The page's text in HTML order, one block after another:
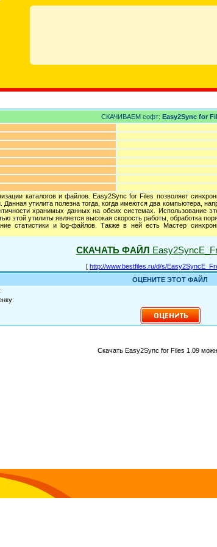
СКАЧИВАЕМ софт: Easy2Sync for
каталогов и файлов. Easy2Sync for Files позволяет
утилита полезна тогда, когда имеются два компьютера,
хранимых данных на обеих системах. Использование
этой утилиты является высокая скорость работы, обработка
статистики и log-файлов. Также в ней есть Мастер
СКАЧАТЬ ФАЙЛ
[ http://www.bestfiles.ru/d/s/
ОЦЕНИТЕ ЭТОТ ФАЙЛ
Скачать Easy2Sync for Files 1.09